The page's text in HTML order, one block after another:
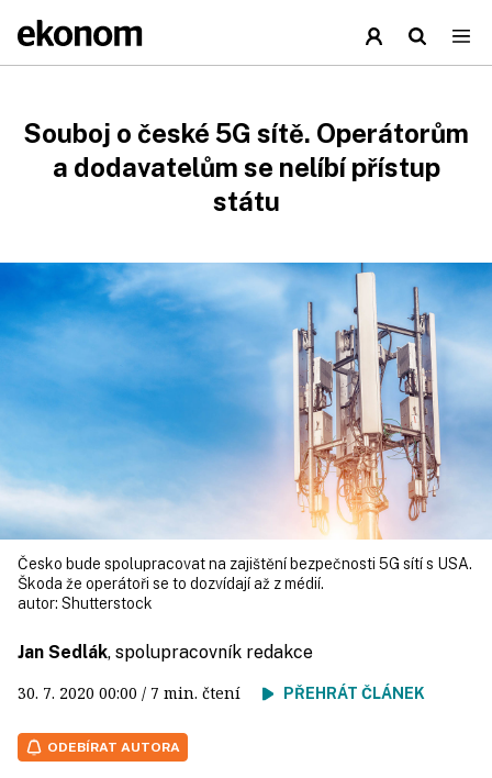
Souboj o české 5G sítě. Operátorům
a dodavatelům se nelíbí přístup
státu
Česko bude spolupracovat na zajištění bezpečnosti 5G sítí s USA.
Škoda že operátoři se to dozvídají až z médií.
autor: Shutterstock
Jan Sedlák, spolupracovník redakce
30. 7. 2020 00:00 / 7 min. čtení PŘEHRÁT ČLÁNEK
ODEBÍRAT AUTORA